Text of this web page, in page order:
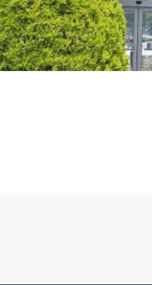
Home /Meine Reservierung